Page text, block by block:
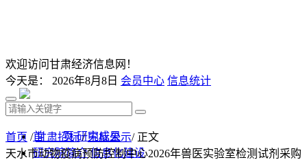
欢迎访问甘肃经济信息网！
今天是： 2026年8月8日 会员中心 信息统计
首 页 研究成果
研究院简介 信息化建设
首页 /甘肃招标/中标公示/ 正文
天水市动物疫病预防控制中心2026年兽医实验室检测试剂采购